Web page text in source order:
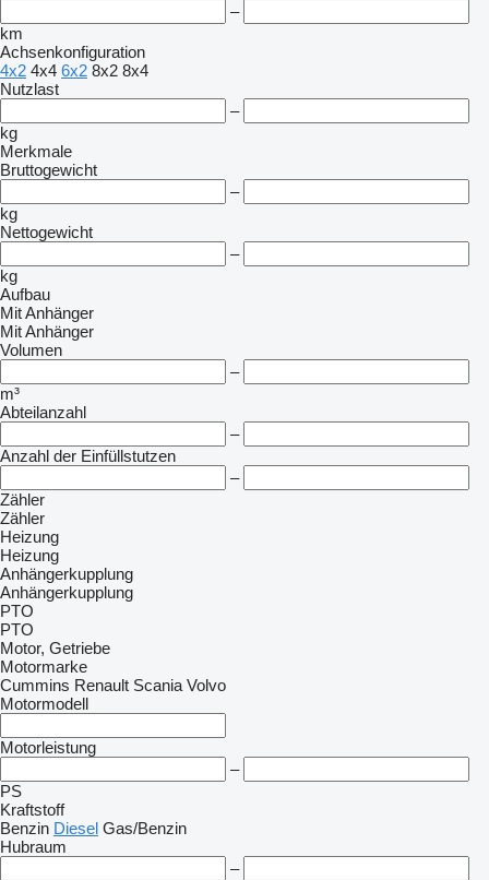
–
km
Achsenkonfiguration
4x2 4x4 6x2 8x2 8x4
Nutzlast
–
kg
Merkmale
Bruttogewicht
–
kg
Nettogewicht
–
kg
Aufbau
Mit Anhänger
Mit Anhänger
Volumen
–
m³
Abteilanzahl
–
Anzahl der Einfüllstutzen
–
Zähler
Zähler
Heizung
Heizung
Anhängerkupplung
Anhängerkupplung
PTO
PTO
Motor, Getriebe
Motormarke
Cummins Renault Scania Volvo
Motormodell
Motorleistung
–
PS
Kraftstoff
Benzin Diesel Gas/Benzin
Hubraum
–